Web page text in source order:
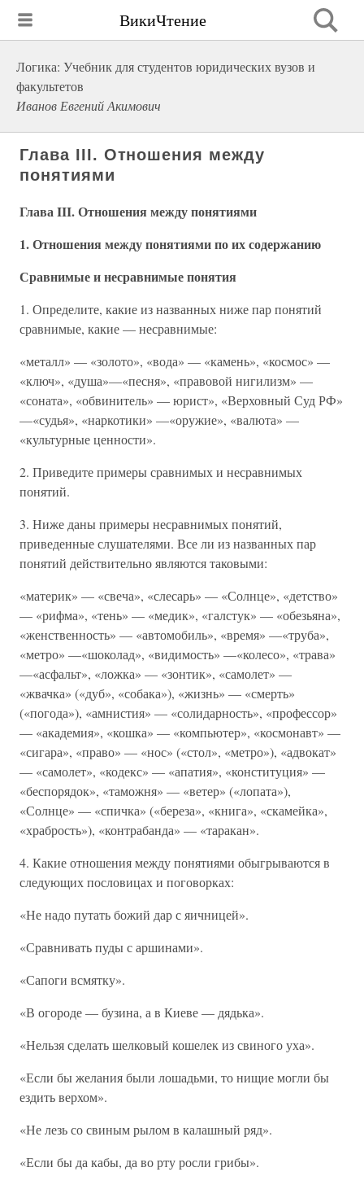
ВикиЧтение
Логика: Учебник для студентов юридических вузов и
факультетов
Иванов Евгений Акимович
Глава III. Отношения между
понятиями
Глава III. Отношения между понятиями
1. Отношения между понятиями по их содержанию
Сравнимые и несравнимые понятия
1. Определите, какие из названных ниже пар понятий
сравнимые, какие — несравнимые:
«металл» — «золото», «вода» — «камень», «космос» —
«ключ», «душа»—«песня», «правовой нигилизм» —
«соната», «обвинитель» — юрист», «Верховный Суд РФ»
—«судья», «наркотики» —«оружие», «валюта» —
«культурные ценности».
2. Приведите примеры сравнимых и несравнимых
понятий.
3. Ниже даны примеры несравнимых понятий,
приведенные слушателями. Все ли из названных пар
понятий действительно являются таковыми:
«материк» — «свеча», «слесарь» — «Солнце», «детство»
— «рифма», «тень» — «медик», «галстук» — «обезьяна»,
«женственность» — «автомобиль», «время» —«труба»,
«метро» —«шоколад», «видимость» —«колесо», «трава»
—«асфальт», «ложка» — «зонтик», «самолет» —
«жвачка» («дуб», «собака»), «жизнь» — «смерть»
(«погода»), «амнистия» — «солидарность», «профессор»
— «академия», «кошка» — «компьютер», «космонавт» —
«сигара», «право» — «нос» («стол», «метро»), «адвокат»
— «самолет», «кодекс» — «апатия», «конституция» —
«беспорядок», «таможня» — «ветер» («лопата»),
«Солнце» — «спичка» («береза», «книга», «скамейка»,
«храбрость»), «контрабанда» — «таракан».
4. Какие отношения между понятиями обыгрываются в
следующих пословицах и поговорках:
«Не надо путать божий дар с яичницей».
«Сравнивать пуды с аршинами».
«Сапоги всмятку».
«В огороде — бузина, а в Киеве — дядька».
«Нельзя сделать шелковый кошелек из свиного уха».
«Если бы желания были лошадьми, то нищие могли бы
ездить верхом».
«Не лезь со свиным рылом в калашный ряд».
«Если бы да кабы, да во рту росли грибы».